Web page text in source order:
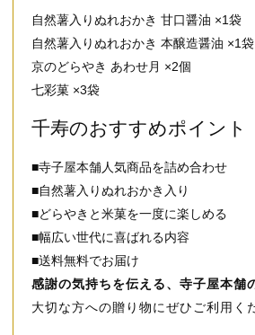
自然薯入りぬれおかき 甘口醤油 ×1袋
自然薯入りぬれおかき 本醸造醤油 ×1袋
京のどらやき あわせ月 ×2個
七彩菓 ×3袋
千寿のおすすめポイント
■寺子屋本舗人気商品を詰め合わせ
■自然薯入りぬれおかき入り
■どらやきと米菓を一度に楽しめる
■幅広い世代に喜ばれる内容
■送料無料でお届け
感謝の気持ちを伝える、寺子屋本舗
大切な方への贈り物にぜひご利用く